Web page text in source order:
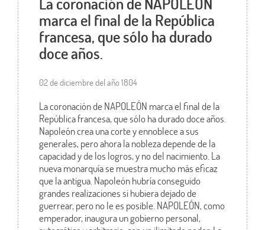
marca el final de la República
francesa, que sólo ha durado
doce años.
02 de diciembre del año 1804
La coronación de NAPOLEÓN marca el final de la
República francesa, que sólo ha durado doce años.
Napoleón crea una corte y ennoblece a sus
generales, pero ahora la nobleza depende de la
capacidad y de los logros, y no del nacimiento. La
nueva monarquía se muestra mucho más eficaz
que la antigua. Napoleón hubría conseguido
grandes realizaciones si hubiera dejado de
guerrear, pero no le es posible. NAPOLEÓN, como
emperador, inaugura un gobierno personal,